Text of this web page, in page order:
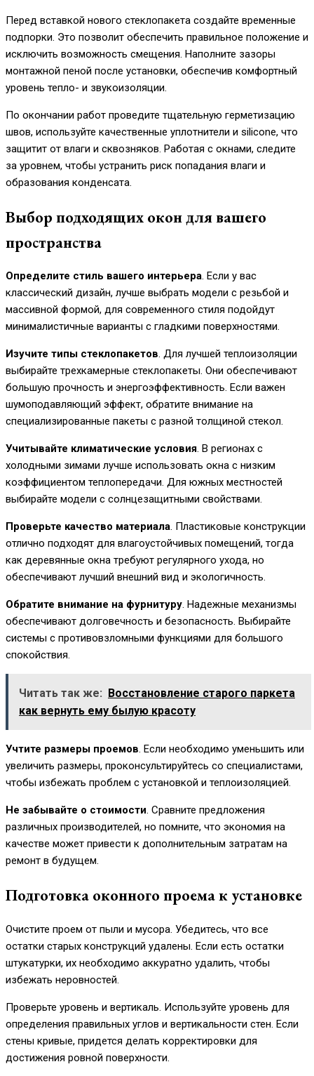
Перед вставкой нового стеклопакета создайте временные
подпорки. Это позволит обеспечить правильное положение и
исключить возможность смещения. Наполните зазоры
монтажной пеной после установки, обеспечив комфортный
уровень тепло- и звукоизоляции.
По окончании работ проведите тщательную герметизацию
швов, используйте качественные уплотнители и silicone, что
защитит от влаги и сквозняков. Работая с окнами, следите
за уровнем, чтобы устранить риск попадания влаги и
образования конденсата.
Выбор подходящих окон для вашего
пространства
Определите стиль вашего интерьера. Если у вас
классический дизайн, лучше выбрать модели с резьбой и
массивной формой, для современного стиля подойдут
минималистичные варианты с гладкими поверхностями.
Изучите типы стеклопакетов. Для лучшей теплоизоляции
выбирайте трехкамерные стеклопакеты. Они обеспечивают
большую прочность и энергоэффективность. Если важен
шумоподавляющий эффект, обратите внимание на
специализированные пакеты с разной толщиной стекол.
Учитывайте климатические условия. В регионах с
холодными зимами лучше использовать окна с низким
коэффициентом теплопередачи. Для южных местностей
выбирайте модели с солнцезащитными свойствами.
Проверьте качество материала. Пластиковые конструкции
отлично подходят для влагоустойчивых помещений, тогда
как деревянные окна требуют регулярного ухода, но
обеспечивают лучший внешний вид и экологичность.
Обратите внимание на фурнитуру. Надежные механизмы
обеспечивают долговечность и безопасность. Выбирайте
системы с противовзломными функциями для большого
спокойствия.
Читать так же:
Восстановление старого паркета
как вернуть ему былую красоту
Учтите размеры проемов. Если необходимо уменьшить или
увеличить размеры, проконсультируйтесь со специалистами,
чтобы избежать проблем с установкой и теплоизоляцией.
Не забывайте о стоимости. Сравните предложения
различных производителей, но помните, что экономия на
качестве может привести к дополнительным затратам на
ремонт в будущем.
Подготовка оконного проема к установке
Очистите проем от пыли и мусора. Убедитесь, что все
остатки старых конструкций удалены. Если есть остатки
штукатурки, их необходимо аккуратно удалить, чтобы
избежать неровностей.
Проверьте уровень и вертикаль. Используйте уровень для
определения правильных углов и вертикальности стен. Если
стены кривые, придется делать корректировки для
достижения ровной поверхности.